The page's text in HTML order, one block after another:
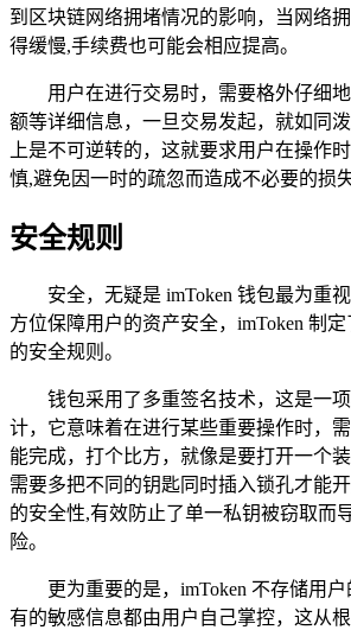
到区块链网络拥堵情况的影响，当网络
得缓慢,手续费也可能会相应提高。
用户在进行交易时，需要格外仔细
额等详细信息，一旦交易发起，就如同
上是不可逆转的，这就要求用户在操作
慎,避免因一时的疏忽而造成不必要的损失
安全规则
安全，无疑是 imToken 钱包最为重
方位保障用户的资产安全，imToken 制
的安全规则。
钱包采用了多重签名技术，这是一
计，它意味着在进行某些重要操作时，
能完成，打个比方，就像是要打开一个
需要多把不同的钥匙同时插入锁孔才能
的安全性,有效防止了单一私钥被窃取而
险。
更为重要的是，imToken 不存储用
有的敏感信息都由用户自己掌控，这从